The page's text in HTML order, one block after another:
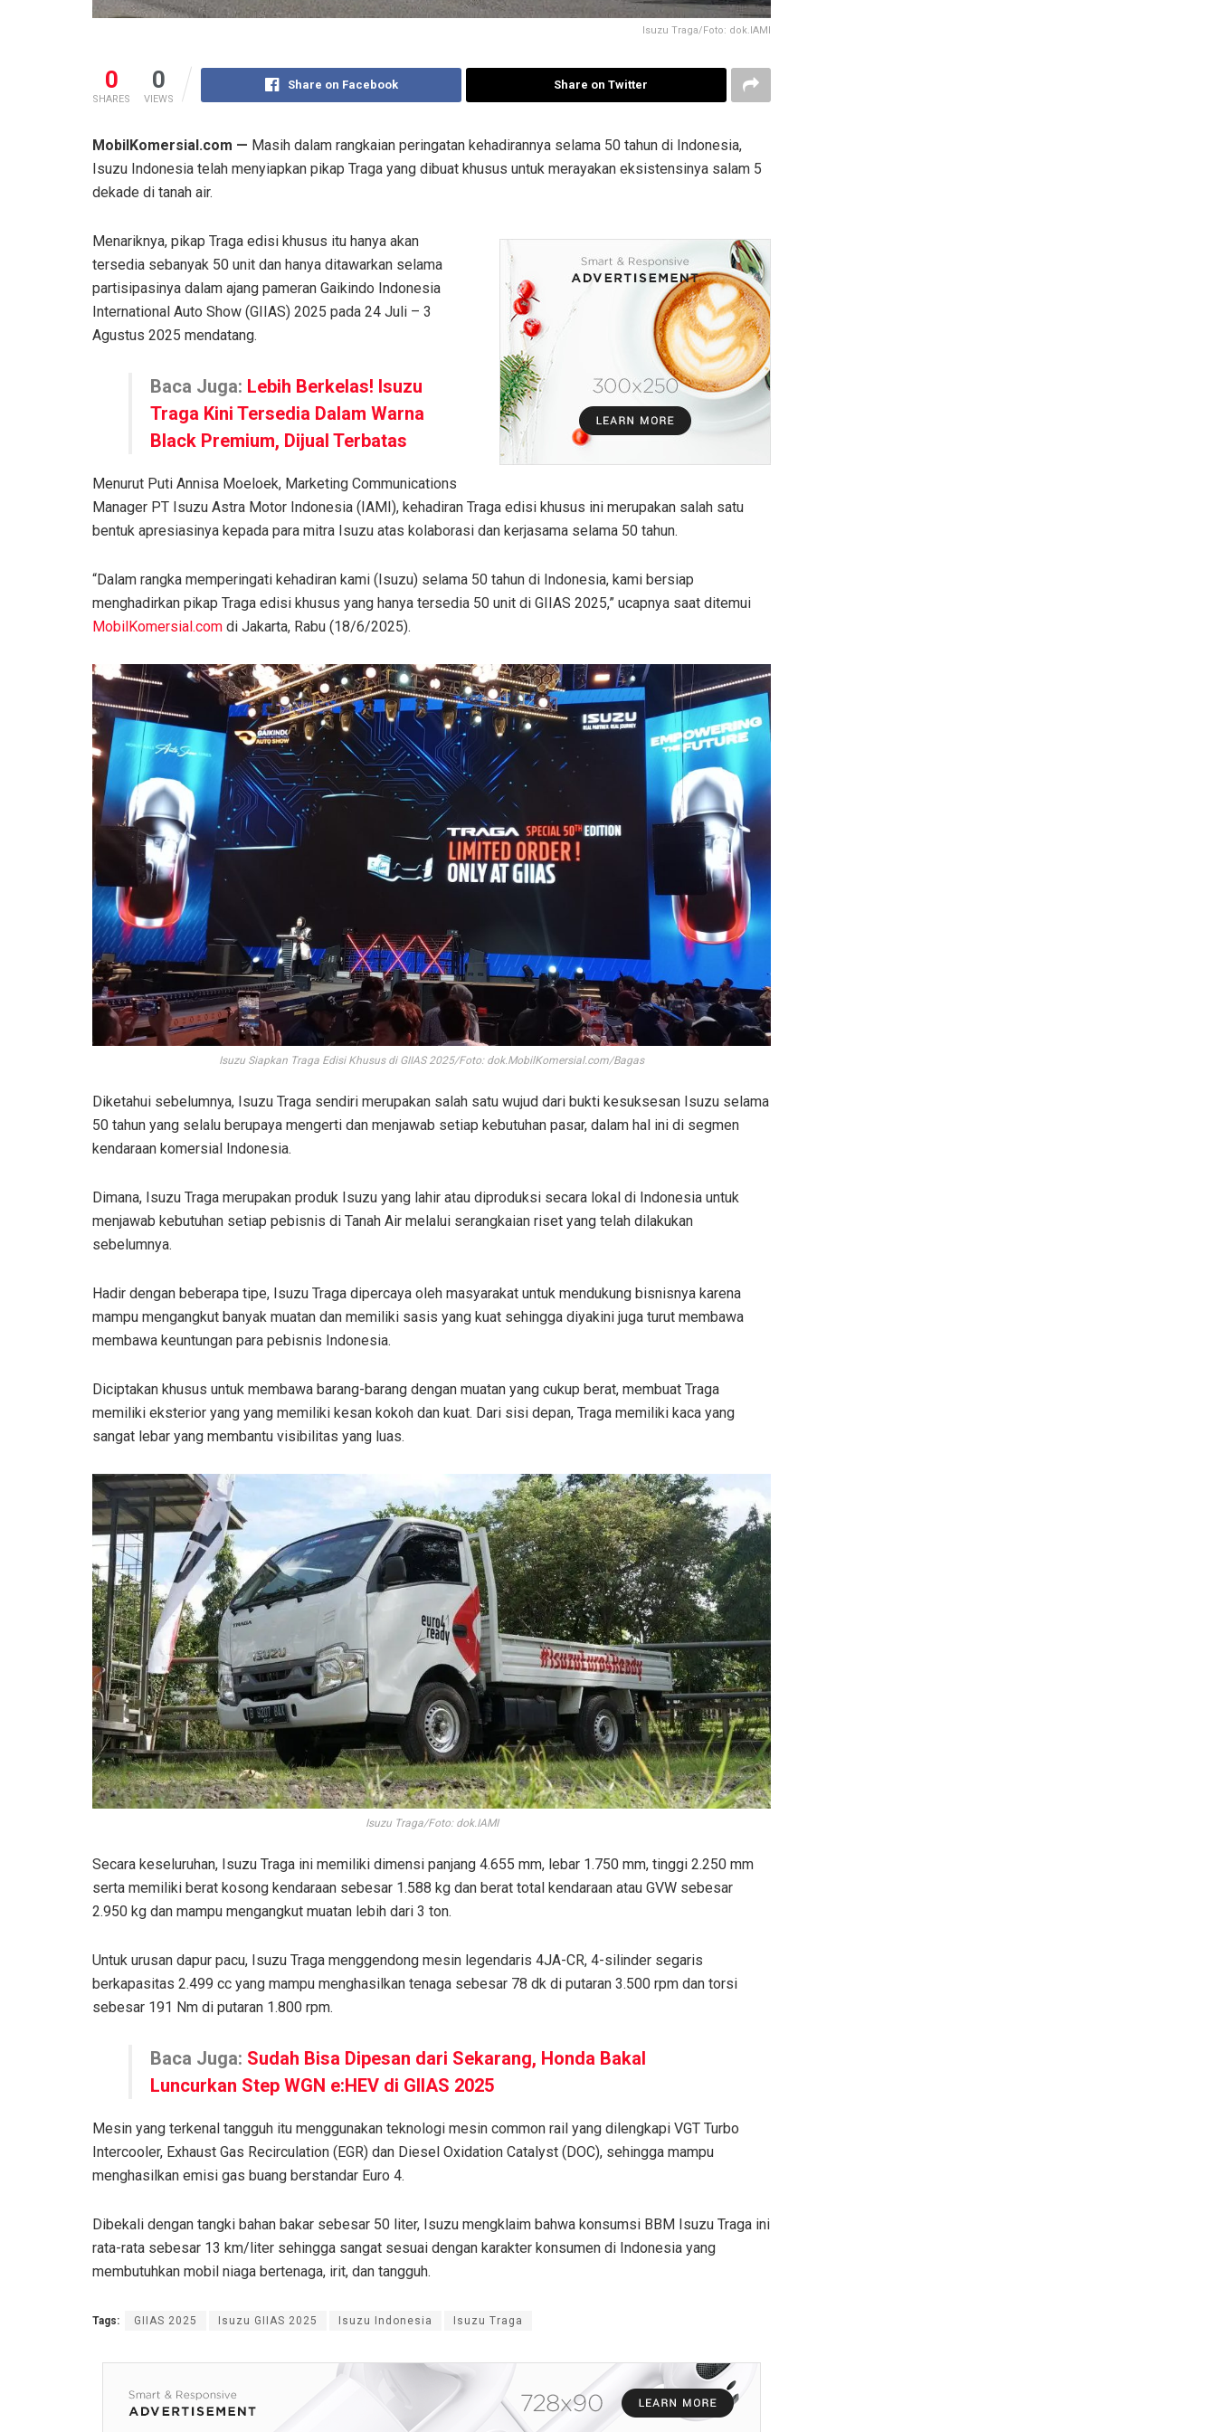
Isuzu Traga/Foto: dok.IAMI
0
SHARES
0
VIEWS
Share on Facebook Share on Twitter
MobilKomersial.com — Masih dalam rangkaian peringatan kehadirannya selama 50 tahun di Indonesia,
Isuzu Indonesia telah menyiapkan pikap Traga yang dibuat khusus untuk merayakan eksistensinya salam 5
dekade di tanah air.
Menariknya, pikap Traga edisi khusus itu hanya akan
tersedia sebanyak 50 unit dan hanya ditawarkan selama
partisipasinya dalam ajang pameran Gaikindo Indonesia
International Auto Show (GIIAS) 2025 pada 24 Juli – 3
Agustus 2025 mendatang.
Baca Juga: Lebih Berkelas! Isuzu
Traga Kini Tersedia Dalam Warna
Black Premium, Dijual Terbatas
Menurut Puti Annisa Moeloek, Marketing Communications
Manager PT Isuzu Astra Motor Indonesia (IAMI), kehadiran Traga edisi khusus ini merupakan salah satu
bentuk apresiasinya kepada para mitra Isuzu atas kolaborasi dan kerjasama selama 50 tahun.
“Dalam rangka memperingati kehadiran kami (Isuzu) selama 50 tahun di Indonesia, kami bersiap
menghadirkan pikap Traga edisi khusus yang hanya tersedia 50 unit di GIIAS 2025,” ucapnya saat ditemui
MobilKomersial.com di Jakarta, Rabu (18/6/2025).
Isuzu Siapkan Traga Edisi Khusus di GIIAS 2025/Foto: dok.MobilKomersial.com/Bagas
Diketahui sebelumnya, Isuzu Traga sendiri merupakan salah satu wujud dari bukti kesuksesan Isuzu selama
50 tahun yang selalu berupaya mengerti dan menjawab setiap kebutuhan pasar, dalam hal ini di segmen
kendaraan komersial Indonesia.
Dimana, Isuzu Traga merupakan produk Isuzu yang lahir atau diproduksi secara lokal di Indonesia untuk
menjawab kebutuhan setiap pebisnis di Tanah Air melalui serangkaian riset yang telah dilakukan
sebelumnya.
Hadir dengan beberapa tipe, Isuzu Traga dipercaya oleh masyarakat untuk mendukung bisnisnya karena
mampu mengangkut banyak muatan dan memiliki sasis yang kuat sehingga diyakini juga turut membawa
membawa keuntungan para pebisnis Indonesia.
Diciptakan khusus untuk membawa barang-barang dengan muatan yang cukup berat, membuat Traga
memiliki eksterior yang yang memiliki kesan kokoh dan kuat. Dari sisi depan, Traga memiliki kaca yang
sangat lebar yang membantu visibilitas yang luas.
Isuzu Traga/Foto: dok.IAMI
Secara keseluruhan, Isuzu Traga ini memiliki dimensi panjang 4.655 mm, lebar 1.750 mm, tinggi 2.250 mm
serta memiliki berat kosong kendaraan sebesar 1.588 kg dan berat total kendaraan atau GVW sebesar
2.950 kg dan mampu mengangkut muatan lebih dari 3 ton.
Untuk urusan dapur pacu, Isuzu Traga menggendong mesin legendaris 4JA-CR, 4-silinder segaris
berkapasitas 2.499 cc yang mampu menghasilkan tenaga sebesar 78 dk di putaran 3.500 rpm dan torsi
sebesar 191 Nm di putaran 1.800 rpm.
Baca Juga: Sudah Bisa Dipesan dari Sekarang, Honda Bakal
Luncurkan Step WGN e:HEV di GIIAS 2025
Mesin yang terkenal tangguh itu menggunakan teknologi mesin common rail yang dilengkapi VGT Turbo
Intercooler, Exhaust Gas Recirculation (EGR) dan Diesel Oxidation Catalyst (DOC), sehingga mampu
menghasilkan emisi gas buang berstandar Euro 4.
Dibekali dengan tangki bahan bakar sebesar 50 liter, Isuzu mengklaim bahwa konsumsi BBM Isuzu Traga ini
rata-rata sebesar 13 km/liter sehingga sangat sesuai dengan karakter konsumen di Indonesia yang
membutuhkan mobil niaga bertenaga, irit, dan tangguh.
Tags: GIIAS 2025 Isuzu GIIAS 2025 Isuzu Indonesia Isuzu Traga